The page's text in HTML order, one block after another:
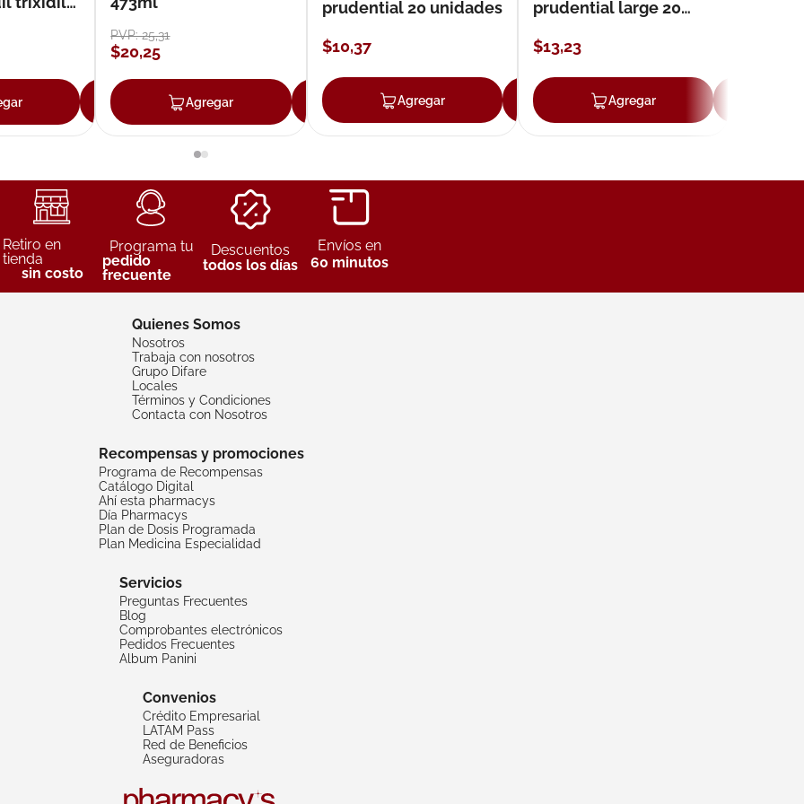
Agregar
PVP:25,31
$20,25
Agregar Agregar
prudential 20 unidades
$10,37
Agregar Agregar
prudential large 20
$13,23
Agregar
Retiro en
tienda
sin costo
Programa tu
pedido
frecuente
Descuentos
todos los días
Envíos en
60 minutos
Quienes Somos
Nosotros
Trabaja con nosotros
Grupo Difare
Locales
Términos y Condiciones
Contacta con Nosotros
Recompensas y promociones
Programa de Recompensas
Catálogo Digital
Ahí esta pharmacys
Día Pharmacys
Plan de Dosis Programada
Plan Medicina Especialidad
Servicios
Preguntas Frecuentes
Blog
Comprobantes electrónicos
Pedidos Frecuentes
Album Panini
Convenios
Crédito Empresarial
LATAM Pass
Red de Beneficios
Aseguradoras